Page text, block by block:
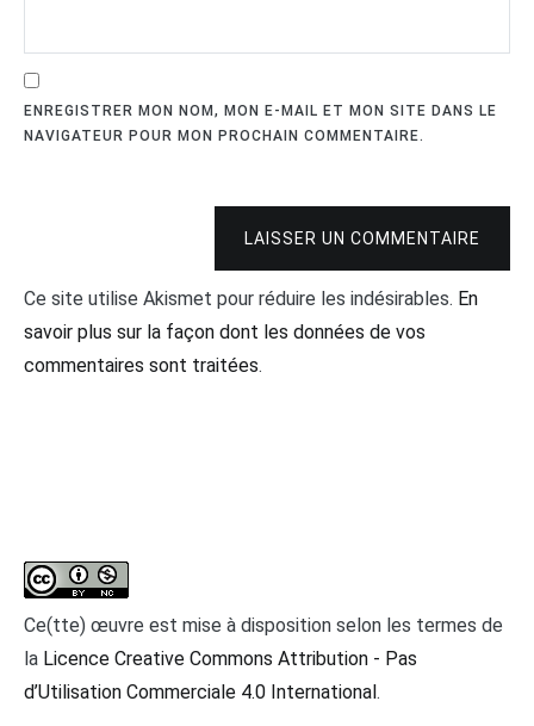
ENREGISTRER MON NOM, MON E-MAIL ET MON SITE DANS LE
NAVIGATEUR POUR MON PROCHAIN COMMENTAIRE.
LAISSER UN COMMENTAIRE
Ce site utilise Akismet pour réduire les indésirables. En
savoir plus sur la façon dont les données de vos
commentaires sont traitées.
Ce(tte) œuvre est mise à disposition selon les termes de
la Licence Creative Commons Attribution - Pas
d’Utilisation Commerciale 4.0 International .